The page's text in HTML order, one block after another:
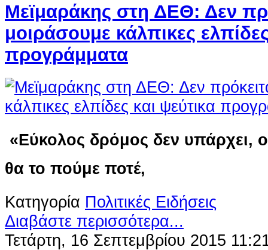
Μεϊμαράκης στη ΔΕΘ: Δεν
μοιράσουμε κάλπικες
προγράμματα
«Εύκολος δρόμος δεν υπάρχει,
θα το πούμε ποτέ,
Κατηγορία Πολιτικές Ειδήσεις
Διαβάστε περισσότερα...
Τετάρτη, 16 Σεπτεμβρίου 2015